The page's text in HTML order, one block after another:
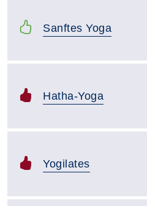
Sanftes Yoga
Hatha-Yoga
Yogilates